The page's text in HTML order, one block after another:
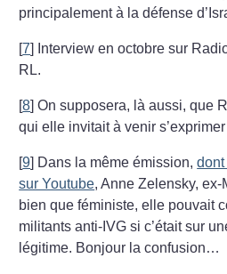
principalement à la défense
[7]
Interview en octobre sur
RL.
[8]On supposera, là aussi, que
qui elle invitait à venir
[9] Dans la même émission,
sur Youtube, Anne Zelensky,
bien que féministe, elle pouvait
militants anti-IVG si c’était sur
légitime. Bonjour la confusion…